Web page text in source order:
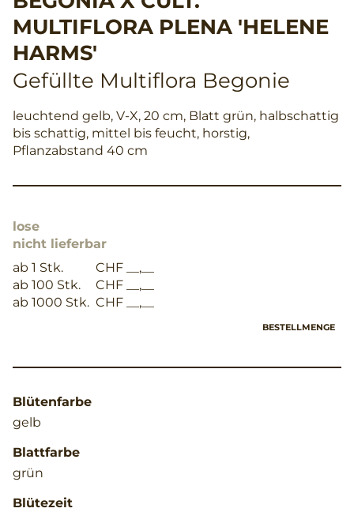
MULTIFLORA PLENA 'HELENE
HARMS'
Gefüllte Multiflora Begonie
leuchtend gelb, V-X, 20 cm, Blatt grün, halbschattig
bis schattig, mittel bis feucht, horstig,
Pflanzabstand 40 cm
lose
nicht lieferbar
ab 1 Stk.
CHF __,__
ab 100 Stk.
CHF __,__
ab 1000 Stk. CHF __,__
BESTELLMENGE
Blütenfarbe
gelb
Blattfarbe
grün
Blütezeit